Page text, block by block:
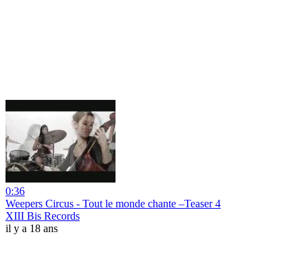
0:36
Weepers Circus - Tout le monde chante –Teaser 4
XIII Bis Records
il y a 18 ans